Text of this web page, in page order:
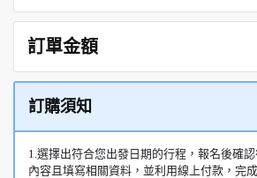
訂單金額
訂購須知
1.選擇出符合您出發日期的行程，報名後確
內容且填寫相關資料，並利用線上付款，完